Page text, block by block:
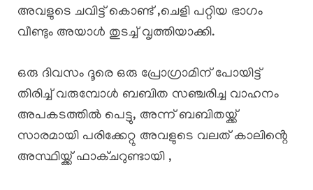
അവളുടെ ചവിട്ട് കൊണ്ട് ,ചെളി പറ്റിയ ഭാഗം
വീണ്ടും അയാൾ തുടച്ച് വൃത്തിയാക്കി.
ഒരു ദിവസം ദൂരെ ഒരു പ്രോഗ്രാമിന് പോയിട്ട്
തിരിച്ച് വരുമ്പോൾ ബബിത സഞ്ചരിച്ച വാഹനം
അപകടത്തിൽ പെട്ടു, അന്ന് ബബിതയ്ക്ക്
സാരമായി പരിക്കേറ്റു അവളുടെ വലത് കാലിൻ്റെ
അസ്ഥിയ്ക്ക് ഫാക്ചറുണ്ടായി ,